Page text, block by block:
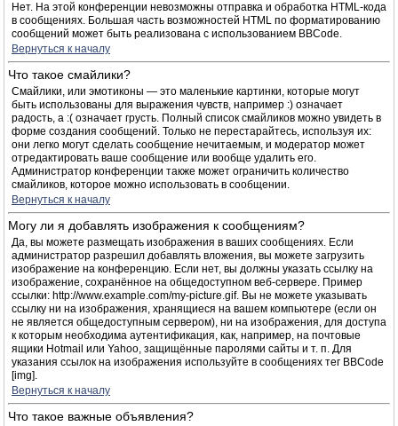
Нет. На этой конференции невозможны отправка и обработка HTML-кода
в сообщениях. Большая часть возможностей HTML по форматированию
сообщений может быть реализована с использованием BBCode.
Вернуться к началу
Что такое смайлики?
Смайлики, или эмотиконы — это маленькие картинки, которые могут
быть использованы для выражения чувств, например :) означает
радость, а :( означает грусть. Полный список смайликов можно увидеть в
форме создания сообщений. Только не перестарайтесь, используя их:
они легко могут сделать сообщение нечитаемым, и модератор может
отредактировать ваше сообщение или вообще удалить его.
Администратор конференции также может ограничить количество
смайликов, которое можно использовать в сообщении.
Вернуться к началу
Могу ли я добавлять изображения к сообщениям?
Да, вы можете размещать изображения в ваших сообщениях. Если
администратор разрешил добавлять вложения, вы можете загрузить
изображение на конференцию. Если нет, вы должны указать ссылку на
изображение, сохранённое на общедоступном веб-сервере. Пример
ссылки: http://www.example.com/my-picture.gif. Вы не можете указывать
ссылку ни на изображения, хранящиеся на вашем компьютере (если он
не является общедоступным сервером), ни на изображения, для доступа
к которым необходима аутентификация, как, например, на почтовые
ящики Hotmail или Yahoo, защищённые паролями сайты и т. п. Для
указания ссылок на изображения используйте в сообщениях тег BBCode
[img].
Вернуться к началу
Что такое важные объявления?